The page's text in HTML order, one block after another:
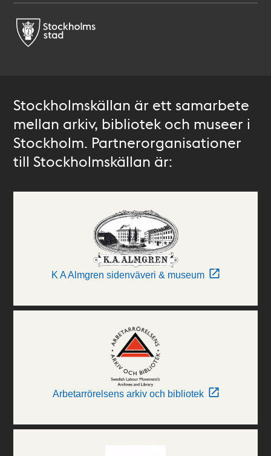
Stockholmskällan är ett samarbete
mellan arkiv, bibliotek och museer i
Stockholm. Partnerorganisationer
till Stockholmskällan är:
K A Almgren sidenväveri & museum
Arbetarrörelsens arkiv och bibliotek